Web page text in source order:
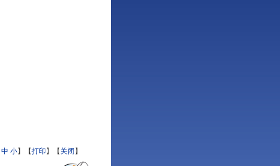
中 小】【打印 】【 关闭 】